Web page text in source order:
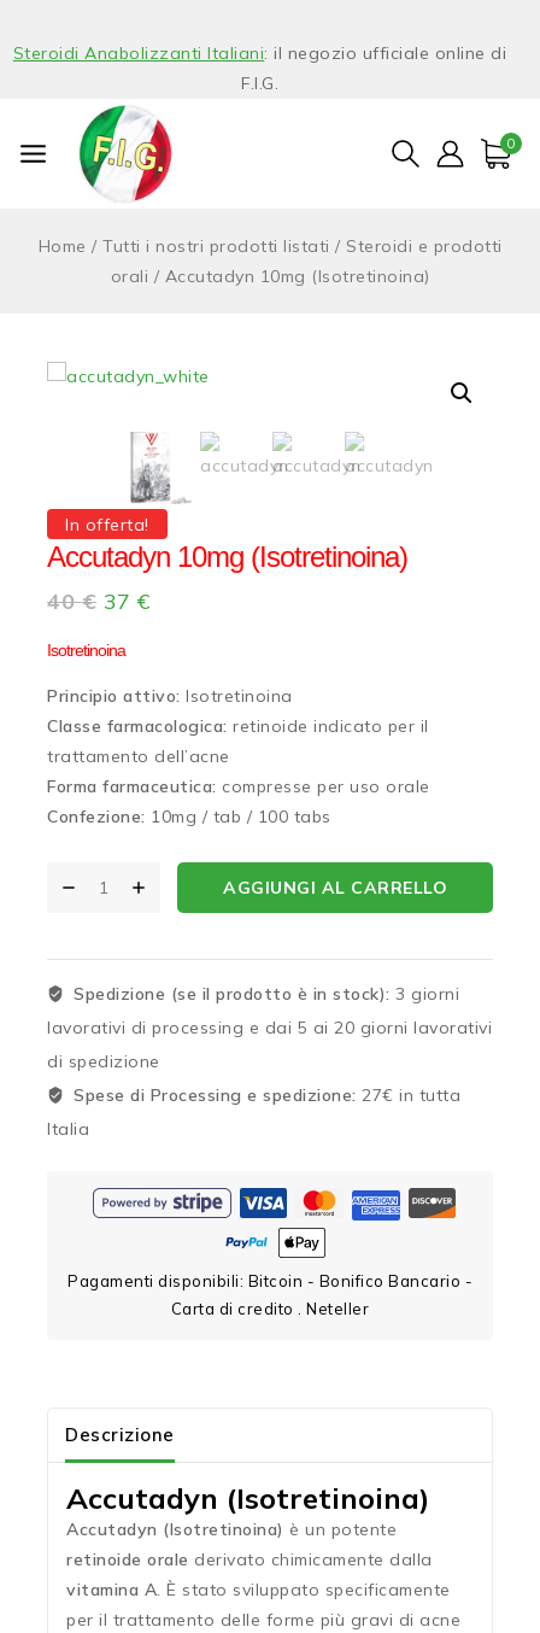
Steroidi Anabolizzanti Italiani: il negozio ufficiale online di
F.I.G.
0
Home / Tutti i nostri prodotti listati / Steroidi e prodotti
orali / Accutadyn 10mg (Isotretinoina)
In offerta!
Accutadyn 10mg (Isotretinoina)
40€ 37 €
Isotretinoina
Principio attivo: Isotretinoina
Classe farmacologica: retinoide indicato per il
trattamento dell’acne
Forma farmaceutica: compresse per uso orale
Confezione: 10mg / tab / 100 tabs
AGGIUNGI AL CARRELLO
Spedizione (se il prodotto è in stock): 3 giorni
lavorativi di processing e dai 5 ai 20 giorni lavorativi
di spedizione
Spese di Processing e spedizione: 27€ in tutta
Italia
Pagamenti disponibili: Bitcoin - Bonifico Bancario -
Carta di credito . Neteller
Descrizione
Accutadyn (Isotretinoina)
Accutadyn (Isotretinoina) è un potente
retinoide orale derivato chimicamente dalla
vitamina A. È stato sviluppato specificamente
per il trattamento delle forme più gravi di acne